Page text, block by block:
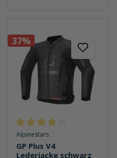
5 von 5 Sternen
37%
Durchschnittliche Bewertung
Alpinestars
GP Plus V4
Lederjacke schwarz